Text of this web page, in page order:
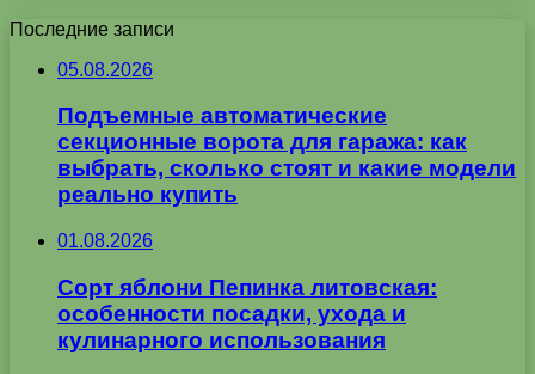
Последние записи
05.08.2026
Подъемные автоматические
секционные ворота для гаража: как
выбрать, сколько стоят и какие модели
реально купить
01.08.2026
Сорт яблони Пепинка литовская:
особенности посадки, ухода и
кулинарного использования